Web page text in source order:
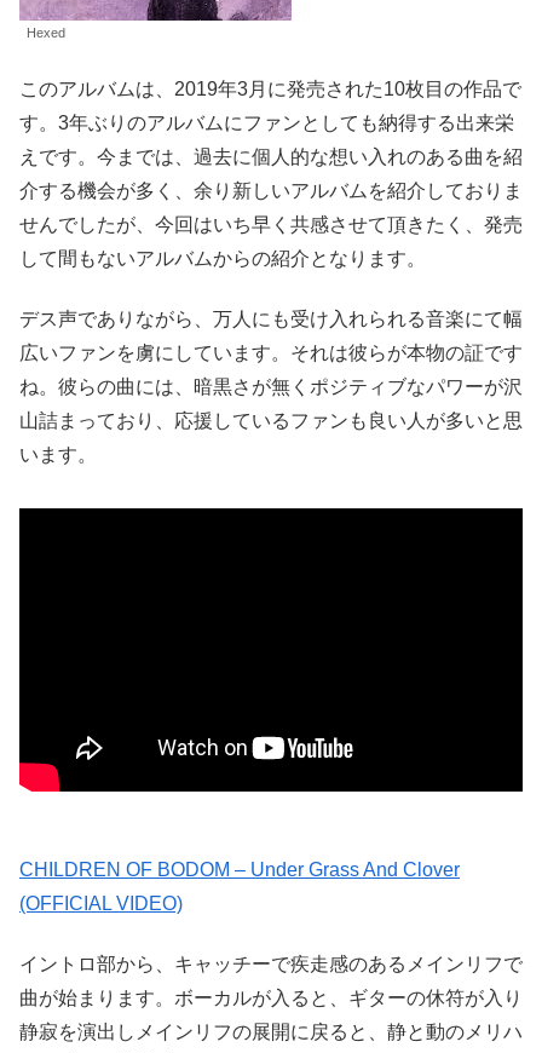
Hexed
このアルバムは、2019年3月に発売された10枚目の作品で
す。3年ぶりのアルバムにファンとしても納得する出来栄
えです。今までは、過去に個人的な想い入れのある曲を紹
介する機会が多く、余り新しいアルバムを紹介しておりま
せんでしたが、今回はいち早く共感させて頂きたく、発売
して間もないアルバムからの紹介となります。
デス声でありながら、万人にも受け入れられる音楽にて幅
広いファンを虜にしています。それは彼らが本物の証です
ね。彼らの曲には、暗黒さが無くポジティブなパワーが沢
山詰まっており、応援しているファンも良い人が多いと思
います。
CHILDREN OF BODOM – Under Grass And Clover
(OFFICIAL VIDEO)
イントロ部から、キャッチーで疾走感のあるメインリフで
曲が始まります。ボーカルが入ると、ギターの休符が入り
静寂を演出しメインリフの展開に戻ると、静と動のメリハ